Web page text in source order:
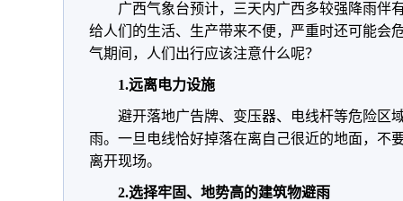
广西气象台预计，三天内广西多较强降雨伴
给人们的生活、生产带来不便，严重时还可能会
气期间，人们出行应该注意什么呢？
1.远离电力设施
避开落地广告牌、变压器、电线杆等危险区
雨。一旦电线恰好掉落在离自己很近的地面，不
离开现场。
2.选择牢固、地势高的建筑物避雨